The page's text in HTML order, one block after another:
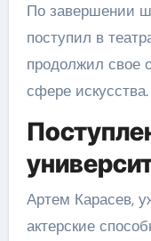
По завершении
поступил в
продолжил свое
сфере искусства.
Артем Карасев,
актерские